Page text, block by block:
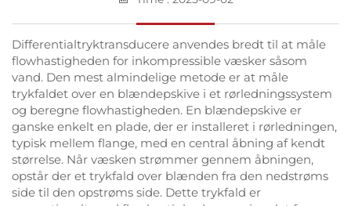
Differentialtryktransducere anvendes bredt til at måle
flowhastigheden for inkompressible væsker såsom
vand. Den mest almindelige metode er at måle
trykfaldet over en blændepskive i et rørledningssystem
og beregne flowhastigheden. En blændepskive er
ganske enkelt en plade, der er installeret i rørledningen,
typisk mellem flange, med en central åbning af kendt
størrelse. Når væsken strømmer gennem åbningen,
opstår der et trykfald over blænden fra den nedstrøms
side til den opstrøms side. Dette trykfald er